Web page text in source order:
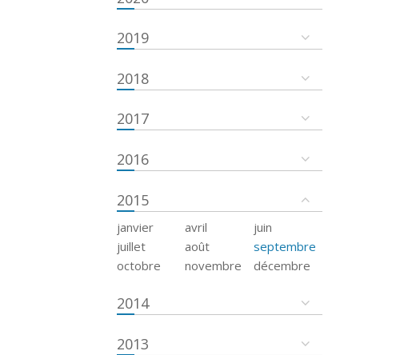
2019
2018
2017
2016
2015
janvier avril
juin
juillet
août
septembre
octobre
novembre décembre
2014
2013